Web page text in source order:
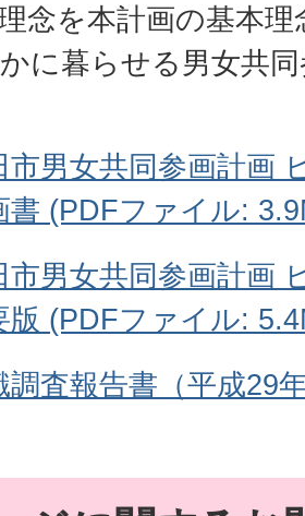
念を本計画の基本
に暮らせる男女共
市男女共同参画計画
書 (PDFファイル:
市男女共同参画計画
版 (PDFファイル:
調査報告書（平成29